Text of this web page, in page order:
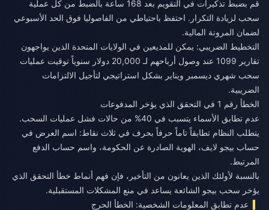
قم بضبط تذكيرات في التقويم بعد 168 ساعة بالضبط من كل عملية
سحب لزيادة التكرار. احتفظ باحتياطي من الفاصوليا فوق الحد الأسبوعي
لضمان المرونة المالية.
التخطيط الضريبي: يمكن للمذيعين في الولايات المتحدة الذين يواجهون
تقارير 1099 عند وصول أرباحهم لـ 20,000 دولار سنوياً توقيت عمليات
سحب شهري ديسمبر ويناير بشكل استراتيجي لتأجيل الالتزامات
الضريبية.
الخطأ رقم 1 في التحقق الذي يؤخر المدفوعات
عدم تطابق الأسماء يتسبب في 40% من حالات فشل عمليات السحب.
يتطلب النظام تطابقاً تاماً حرفاً بحرف في ثلاث نقاط: اسم العرض في
حساب بيجو لايف، الهوية الصادرة عن الحكومة، واسم حساب الدفع
المرتبط.
بالنسبة لأولئك الذين يعانون من التأخير، فإن فهم أنماط خطأ التحقق الذي
يؤخر سحب بيجو الشائعة يساعد في منع المشكلات المستقبلية.
عدم تطابق المعلومات الشخصية: الخطأ الحرج